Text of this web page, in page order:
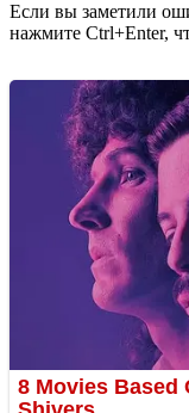
Если вы заметили
нажмите Ctrl+Enter,